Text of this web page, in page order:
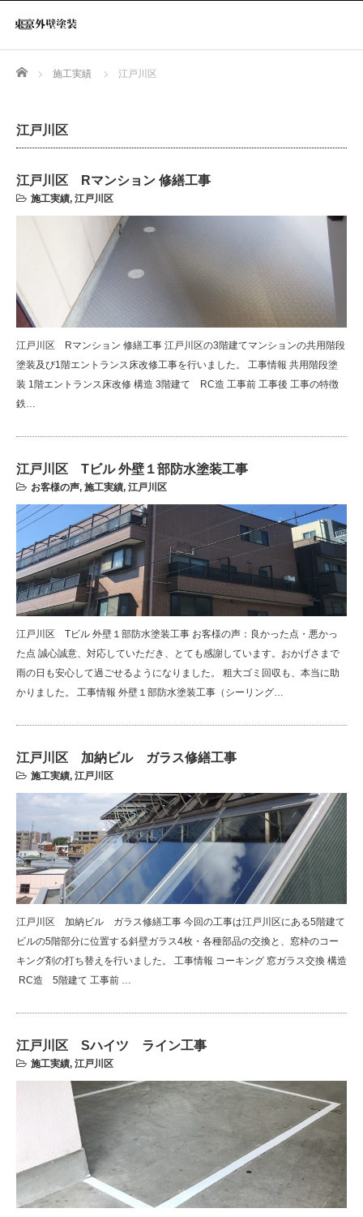
Home 施工実績 江戸川区
江戸川区
江戸川区 Rマンション 修繕工事
施工実績, 江戸川区
江戸川区 Rマンション 修繕工事 江戸川区の3階建てマンションの共用階段
塗装及び1階エントランス床改修工事を行いました。 工事情報 共用階段塗
装 1階エントランス床改修 構造 3階建て RC造 工事前 工事後 工事の特徴
鉄…
江戸川区 Tビル 外壁１部防水塗装工事
お客様の声, 施工実績, 江戸川区
江戸川区 Tビル 外壁１部防水塗装工事 お客様の声：良かった点・悪かっ
た点 誠心誠意、対応していただき、とても感謝しています。おかげさまで
雨の日も安心して過ごせるようになりました。 粗大ゴミ回収も、本当に助
かりました。 工事情報 外壁１部防水塗装工事（シーリング…
江戸川区 加納ビル ガラス修繕工事
施工実績, 江戸川区
江戸川区 加納ビル ガラス修繕工事 今回の工事は江戸川区にある5階建て
ビルの5階部分に位置する斜壁ガラス4枚・各種部品の交換と、窓枠のコー
キング剤の打ち替えを行いました。 工事情報 コーキング 窓ガラス交換 構造
RC造 5階建て 工事前 …
江戸川区 Sハイツ ライン工事
施工実績, 江戸川区